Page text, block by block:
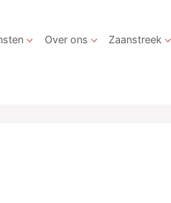
Over ons Zaanstreek